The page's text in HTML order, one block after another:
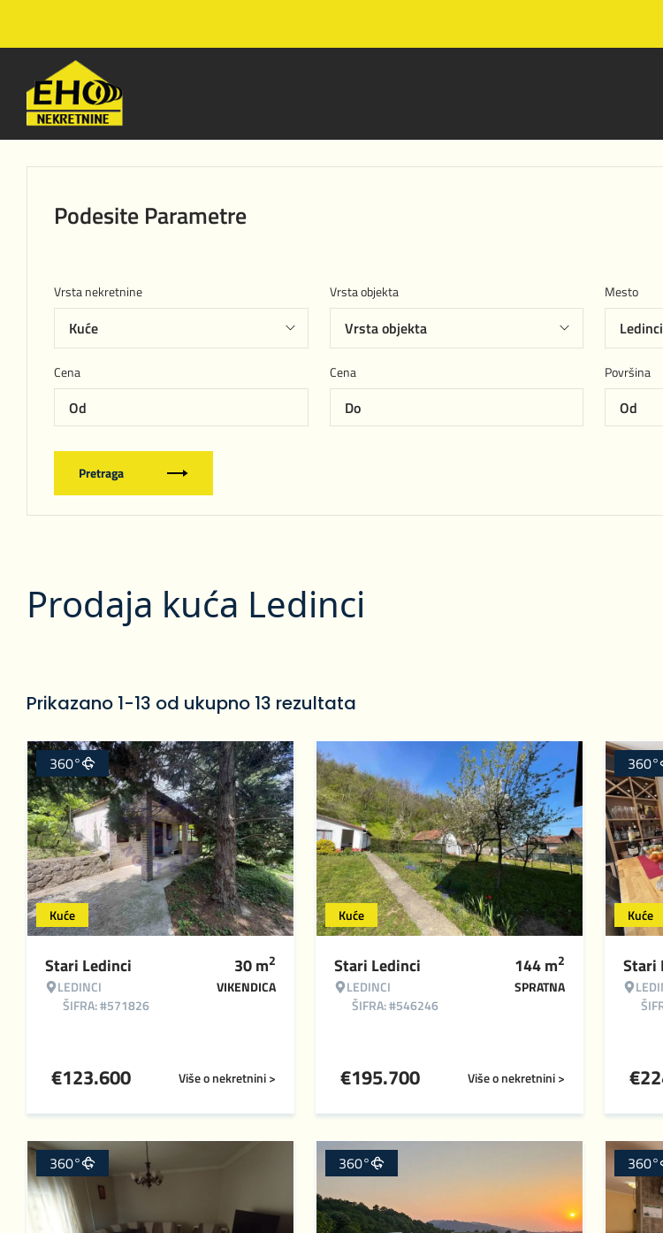
Podesite Parametre
Vrsta nekretnine Vrsta objekta Mesto
Cena Cena Površina
Pretraga
Prodaja kuća Ledinci
Prikazano 1-13 od ukupno 13 rezultata
Kuće
360°
Stari Ledinci
LEDINCI
ŠIFRA: #571826
30m2
VIKENDICA
Više o nekretnini >
€123.600
Kuće
Stari Ledinci
LEDINCI
ŠIFRA: #546246
144m2
SPRATNA
Više o nekretnini >
€195.700
Kuće
360°
Stari
€
360° 360° 360°